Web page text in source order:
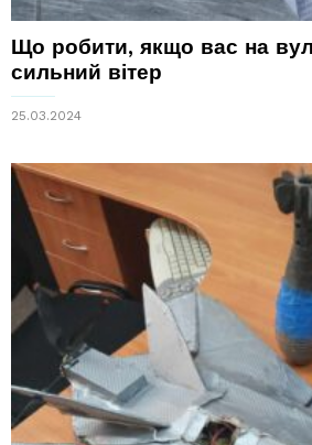
Що робити, якщо вас на
сильний вітер
25.03.2024